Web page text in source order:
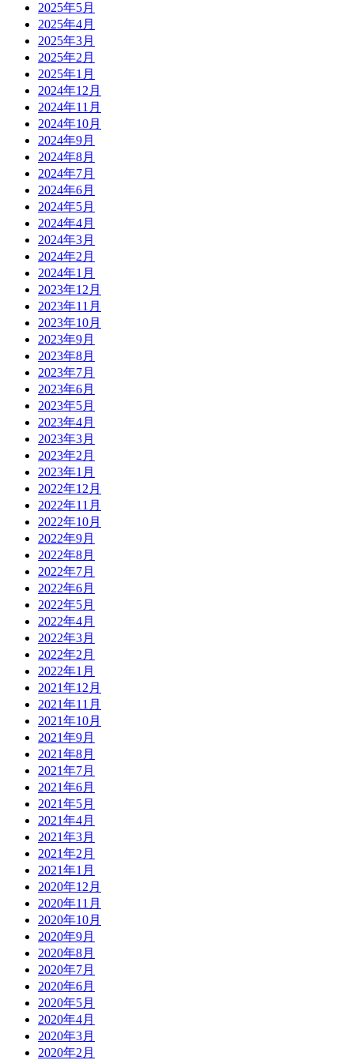
2025年5月
2025年4月
2025年3月
2025年2月
2025年1月
2024年12月
2024年11月
2024年10月
2024年9月
2024年8月
2024年7月
2024年6月
2024年5月
2024年4月
2024年3月
2024年2月
2024年1月
2023年12月
2023年11月
2023年10月
2023年9月
2023年8月
2023年7月
2023年6月
2023年5月
2023年4月
2023年3月
2023年2月
2023年1月
2022年12月
2022年11月
2022年10月
2022年9月
2022年8月
2022年7月
2022年6月
2022年5月
2022年4月
2022年3月
2022年2月
2022年1月
2021年12月
2021年11月
2021年10月
2021年9月
2021年8月
2021年7月
2021年6月
2021年5月
2021年4月
2021年3月
2021年2月
2021年1月
2020年12月
2020年11月
2020年10月
2020年9月
2020年8月
2020年7月
2020年6月
2020年5月
2020年4月
2020年3月
2020年2月